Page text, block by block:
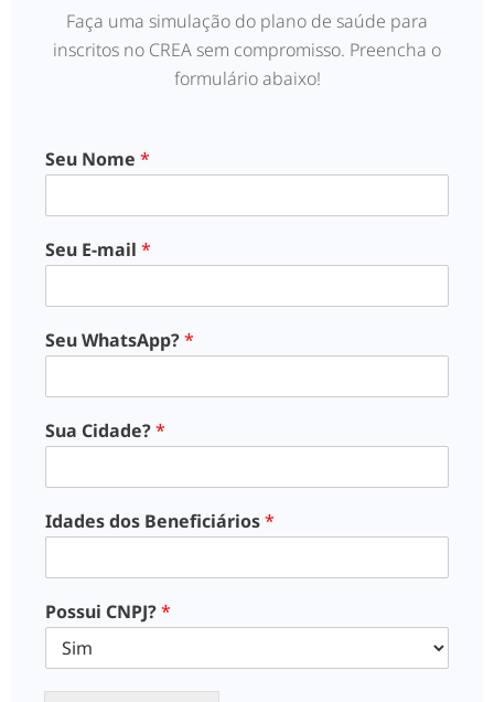
Faça uma simulação do plano de saúde para
inscritos no CREA sem compromisso. Preencha o
formulário abaixo!
Seu Nome *
Seu E-mail *
Seu WhatsApp?*
Sua Cidade?*
Idades dos Beneficiários*
Possui CNPJ?*